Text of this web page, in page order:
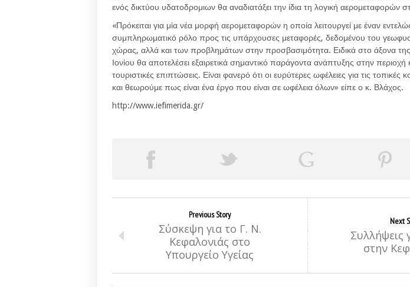
ενός δικτύου υδατοδρομιων θα αναδιατάξει την ίδια τη λογική αερομεταφορών
«Πρόκειται για μία νέα μορφή αερομεταφορών η οποία λειτουργεί με έναν
συμπληρωματικό ρόλο προς τις υπάρχουσες μεταφορές, δεδομένου του
χώρας, αλλά και των προβλημάτων στην προσβασιμότητα. Ειδικά στο άξονα
Ιονίου θα αποτελέσει εξαιρετικά σημαντικό παράγοντα ανάπτυξης στην περιοχή
τουριστικές επιπτώσεις. Είναι φανερό ότι οι ευρύτερες ωφέλειες για τις τοπικές
και θεωρούμε πως είναι ένα έργο που είναι σε ωφέλεια όλων» είπε ο κ. Βλάχος.
http://www.iefimerida.gr/
Previous Story
Σύσκεψη για το Γ. Ν.
Κεφαλονιάς στο
Υπουργείο Υγείας
Next
Συλλήψεις
στην